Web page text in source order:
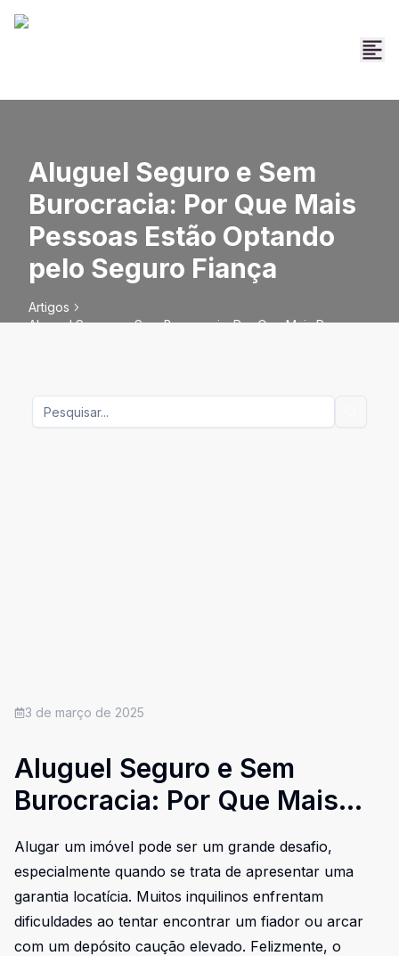
Aluguel Seguro e Sem
Burocracia: Por Que Mais
Pessoas Estão Optando
pelo Seguro Fiança
Artigos
Aluguel Seguro e Sem Burocracia: Por Que Mais Pessoas
3 de março de 2025
Aluguel Seguro e Sem
Burocracia: Por Que Mais
Pessoas Estão Optando pelo
Seguro Fiança
Alugar um imóvel pode ser um grande desafio,
especialmente quando se trata de apresentar uma
garantia locatícia. Muitos inquilinos enfrentam
dificuldades ao tentar encontrar um fiador ou arcar
com um depósito caução elevado. Felizmente, o